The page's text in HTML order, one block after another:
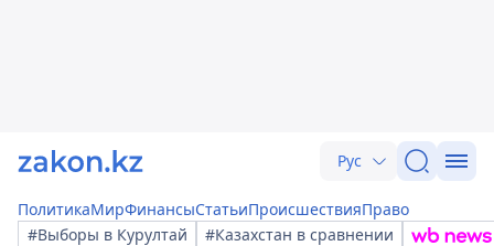
Рус
ПолитикаМирФинансыСтатьиПроисшествияПраво
#Выборы в Курултай
#Казахстан в сравнении